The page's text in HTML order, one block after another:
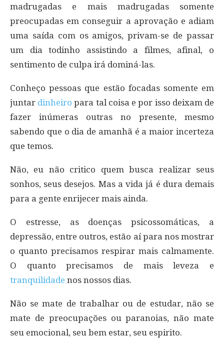
madrugadas e mais madrugadas somente
preocupadas em conseguir a aprovação e adiam
uma saída com os amigos, privam-se de passar
um dia todinho assistindo a filmes, afinal, o
sentimento de culpa irá dominá-las.
Conheço pessoas que estão focadas somente em
juntar dinheiro para tal coisa e por isso deixam de
fazer inúmeras outras no presente, mesmo
sabendo que o dia de amanhã é a maior incerteza
que temos.
Não, eu não critico quem busca realizar seus
sonhos, seus desejos. Mas a vida já é dura demais
para a gente enrijecer mais ainda.
O estresse, as doenças psicossomáticas, a
depressão, entre outros, estão aí para nos mostrar
o quanto precisamos respirar mais calmamente.
O quanto precisamos de mais leveza e
tranquilidade nos nossos dias.
Não se mate de trabalhar ou de estudar, não se
mate de preocupações ou paranoias, não mate
seu emocional, seu bem estar, seu espirito.